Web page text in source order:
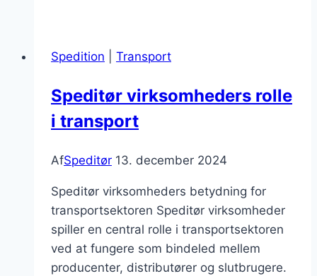
på
Spedition Transport
Speditør virksomheders rolle
i transport
AfSpeditør 13. december 2024
Speditør virksomheders betydning for
transportsektoren Speditør virksomheder
spiller en central rolle i transportsektoren
ved at fungere som bindeled mellem
producenter, distributører og slutbrugere.